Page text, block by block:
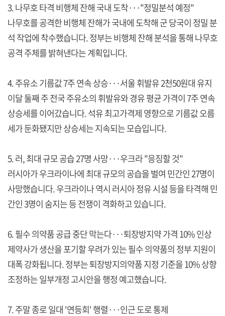
3. 나무호 타격 비행체 잔해 국내 도착···"정밀분석 예정"
나무호를 공격한 비행체 잔해가 국내에 도착해 군 당국이 정밀 분
석 작업에 착수했습니다. 정부는 비행체 잔해 분석을 통해 나무호
공격 주체를 밝혀낸다는 계획입니다.
4. 주유소 기름값 7주 연속 상승···서울 휘발유 2천50원대 유지
이달 둘째 주 전국 주유소의 휘발유와 경유 평균 가격이 7주 연속
상승세를 이어갔습니다. 석유 최고가격제 영향으로 기름값 오름
세가 둔화됐지만 상승세는 지속되는 모습입니다.
5. 러, 최대 규모 공습 27명 사망···우크라 "응징할 것"
러시아가 우크라이나에 최대 규모의 공습을 벌여 민간인 27명이
사망했습니다. 우크라이나 역시 러시아 정유 시설 등을 타격해 민
간인 3명이 숨지는 등 전쟁이 격화하고 있습니다.
6. 필수 의약품 공급 중단 막는다···퇴장방지약 가격 10% 인상
제약사가 생산을 포기할 우려가 있는 필수 의약품의 정부 지원이
대폭 강화됩니다. 정부는 퇴장방지의약품 지정 기준을 10% 상향
조정하는 일부개정 고시안을 행정 예고했습니다.
7. 주말 종로 일대 '연등회' 행렬···인근 도로 통제